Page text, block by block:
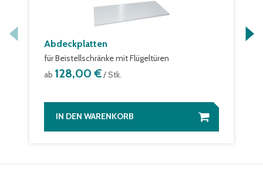
Abdeckplatten
für Beistellschränke mit Flügeltüren
ab 128,00 €/ Stk.
IN DEN WARENKORB